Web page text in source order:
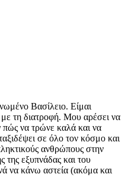
Βασίλειο. Είμαι
με τη διατροφή. Μου αρέσει να
να τρώνε καλά και να
σε όλο τον κόσμο και
ανθρώπους στην
της εξυπνάδας και του
να κάνω αστεία (ακόμα και